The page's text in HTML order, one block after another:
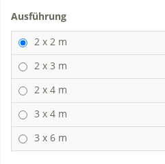
Ausführung
2 x 2 m
2 x 3 m
2 x 4 m
3 x 4 m
3 x 6 m